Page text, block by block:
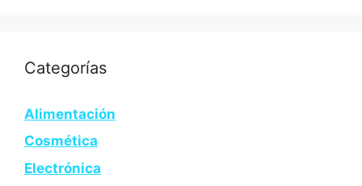
Categorías
Alimentación
Cosmética
Electrónica